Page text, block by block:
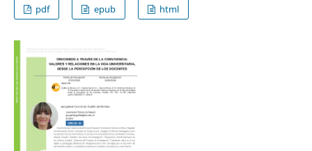
pdf
epub html